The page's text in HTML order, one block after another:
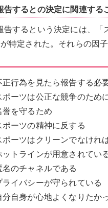
告するとの決定に関連する
告するという決定には、
特定された。それらの因
正行為を見たら報告する必
ポーツは公正な競争のため
誉を守るため
ポーツの精神に反する
ポーツはクリーンでなけれ
ットラインが用意されてい
名のチャネルである
ライバシーが守られている
分自身が心地よくなりたか